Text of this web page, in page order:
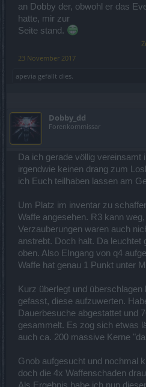
an Dobby der, obwohl er das
hatte, mir zur
Seite stand.
23 November 2017
apevia gefällt dies.
Dobby_dd
Forenkommissar
Da ich gerade völlig vereinsamt
irgendwie keinen drang zum
ich Euch teilhaben lassen am
Um Platz im inventar zu
Waffe angesehen. R3 kann
Verzauberungen waren auch
anstrebt. Doch halt. Da leuchtet
oben. Also EIngang von q4
Waffe hat genau 1 Punkt unter
Kurz überlegt und
gefasst, diese aufzuwerten.
Dauerbesuche abgestattet und
gesammelt. Es zog sich etwas
auch ca. 200 massive Kerne
Gnob aufgesucht und nochmal
doch die 4x Waffenschaden